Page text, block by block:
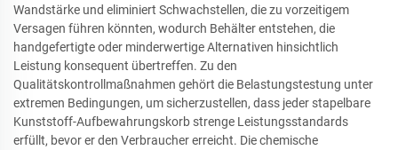
Wandstärke und eliminiert Schwachstellen, die zu vorzeitigem
Versagen führen könnten, wodurch Behälter entstehen, die
handgefertigte oder minderwertige Alternativen hinsichtlich
Leistung konsequent übertreffen. Zu den
Qualitätskontrollmaßnahmen gehört die Belastungstestung unter
extremen Bedingungen, um sicherzustellen, dass jeder stapelbare
Kunststoff-Aufbewahrungskorb strenge Leistungsstandards
erfüllt, bevor er den Verbraucher erreicht. Die chemische